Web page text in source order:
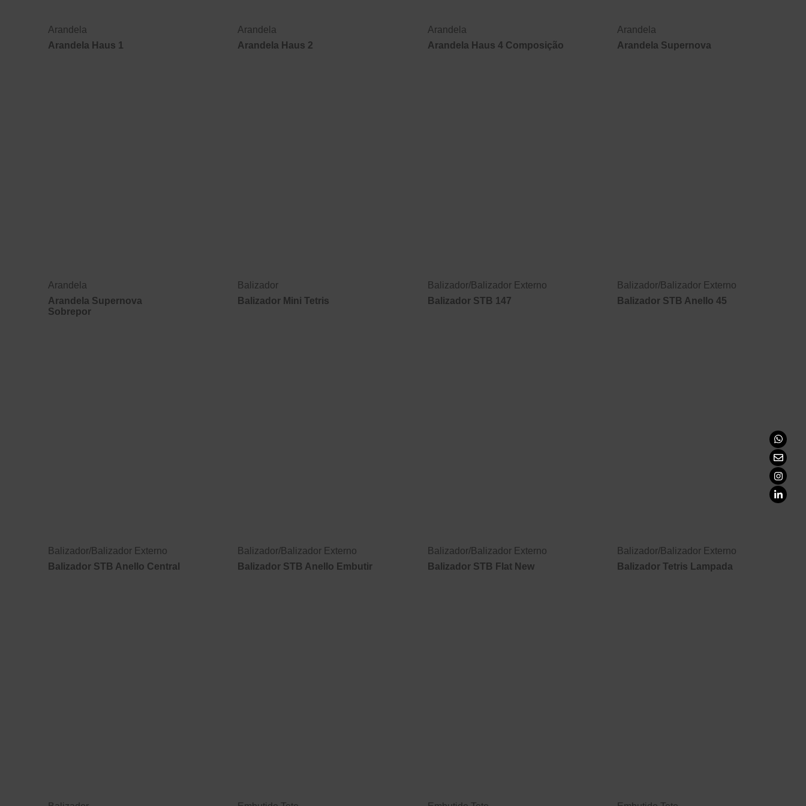
Arandela
Arandela Haus 1
Arandela
Arandela Haus 2
Arandela
Arandela Haus 4 Composição
Arandela
Arandela Supernova
Arandela
Arandela Supernova
Sobrepor
Balizador
Balizador Mini Tetris
Balizador/Balizador Externo
Balizador STB 147
Balizador/Balizador Externo
Balizador STB Anello 45
Balizador/Balizador Externo
Balizador STB Anello Central
Balizador/Balizador Externo
Balizador STB Anello Embutir
Balizador/Balizador Externo
Balizador STB Flat New
Balizador/Balizador Externo
Balizador Tetris Lampada